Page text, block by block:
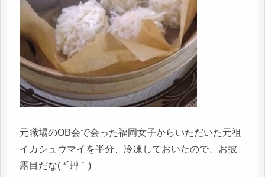
元職場のOB会で会った福岡女子からいただいた元祖
イカシュウマイを半分、冷凍しておいたので、お披
露目だな( *´艸｀)